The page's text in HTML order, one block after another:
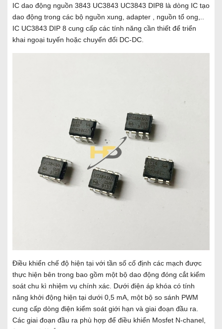
IC dao động nguồn 3843 UC3843 UC3843 DIP8 là dòng IC tạo
dao động trong các bộ nguồn xung, adapter , nguồn tổ ong,..
IC UC3843 DIP 8 cung cấp các tính năng cần thiết để triển
khai ngoại tuyến hoặc chuyển đổi DC-DC.
Điều khiển chế độ hiện tại với tần số cố định các mạch được
thực hiện bên trong bao gồm một bộ dao động đóng cắt kiểm
soát chu kì nhiệm vụ chính xác. Dưới điện áp khóa có tính
năng khởi động hiện tại dưới 0,5 mA, một bộ so sánh PWM
cung cấp dòng điện kiểm soát giới hạn và giai đoạn đầu ra.
Các giai đoạn đầu ra phù hợp để điều khiển Mosfet N-chanel,